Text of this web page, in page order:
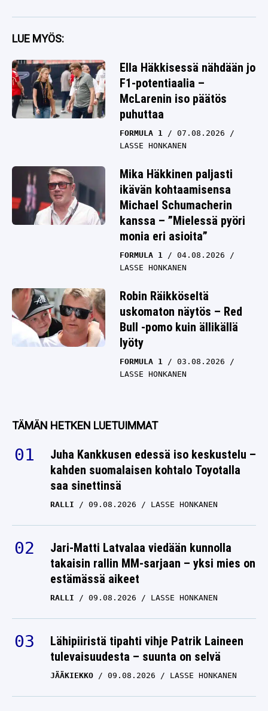
LUE MYÖS:
Ella Häkkisessä nähdään jo
F1-potentiaalia –
McLarenin iso päätös
puhuttaa
FORMULA 1
07.08.2026
LASSE HONKANEN
Mika Häkkinen paljasti
ikävän kohtaamisensa
Michael Schumacherin
kanssa – ”Mielessä pyöri
monia eri asioita”
FORMULA 1
04.08.2026
LASSE HONKANEN
Robin Räikköseltä
uskomaton näytös – Red
Bull -pomo kuin ällikällä
lyöty
FORMULA 1
03.08.2026
LASSE HONKANEN
TÄMÄN HETKEN LUETUIMMAT
Juha Kankkusen edessä iso keskustelu –
kahden suomalaisen kohtalo Toyotalla
saa sinettinsä
RALLI 09.08.2026 LASSE HONKANEN
Jari-Matti Latvalaa viedään kunnolla
takaisin rallin MM-sarjaan – yksi mies on
estämässä aikeet
RALLI 09.08.2026 LASSE HONKANEN
Lähipiiristä tipahti vihje Patrik Laineen
tulevaisuudesta – suunta on selvä
JÄÄKIEKKO 09.08.2026 LASSE HONKANEN